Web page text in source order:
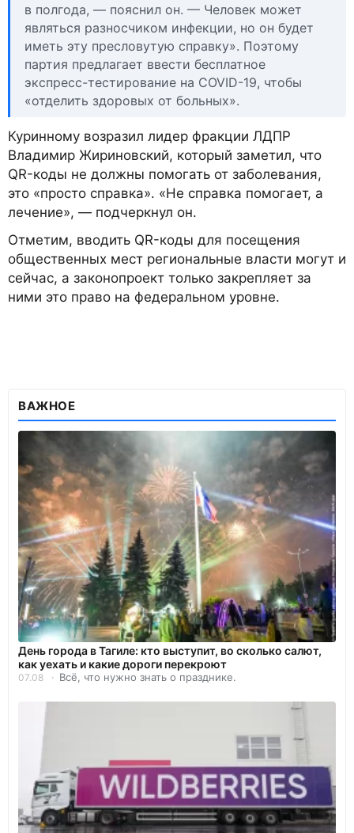
в полгода, — пояснил он. — Человек может
являться разносчиком инфекции, но он будет
иметь эту пресловутую справку». Поэтому
партия предлагает ввести бесплатное
экспресс-тестирование на COVID-19, чтобы
«отделить здоровых от больных».
Куринному возразил лидер фракции ЛДПР
Владимир Жириновский, который заметил, что
QR-коды не должны помогать от заболевания,
это «просто справка». «Не справка помогает, а
лечение», — подчеркнул он.
Отметим, вводить QR-коды для посещения
общественных мест региональные власти могут и
сейчас, а законопроект только закрепляет за
ними это право на федеральном уровне.
ВАЖНОЕ
День города в Тагиле: кто выступит, во сколько салют,
как уехать и какие дороги перекроют
07.08 Всё, что нужно знать о празднике.